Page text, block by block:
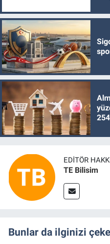
EDITÖR
TE Bilisim
Bunlar da ilginizi